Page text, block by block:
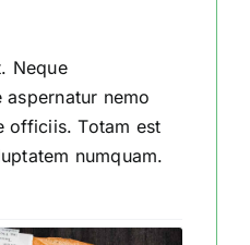
Neque
nemo
officiis. Totam est
numquam.